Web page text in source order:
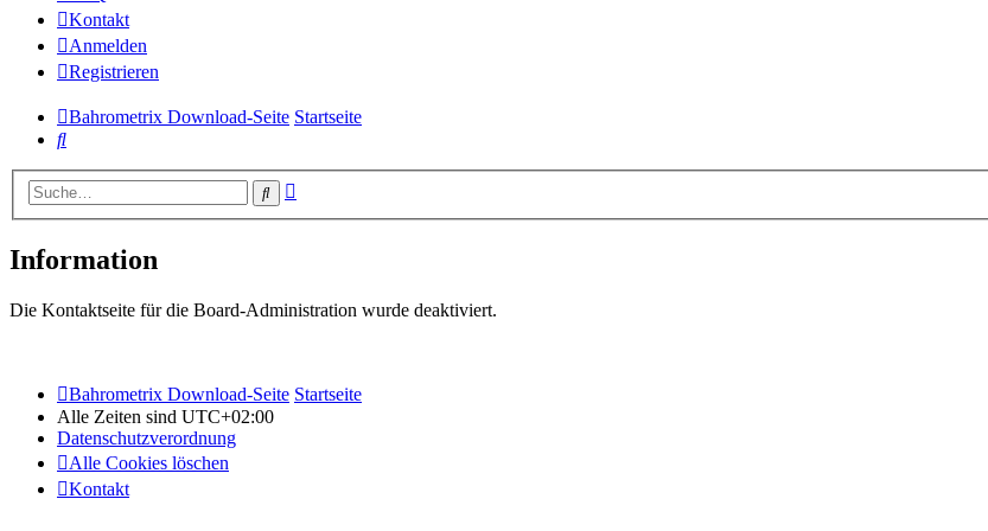
Kontakt
Anmelden
Registrieren
Bahrometrix Download-Seite Startseite
Suche
Suche
Information
Die Kontaktseite für die Board-Administration wurde deaktiviert.
Bahrometrix Download-Seite Startseite
Alle Zeiten sind UTC+02:00
Datenschutzverordnung
Alle Cookies löschen
Kontakt